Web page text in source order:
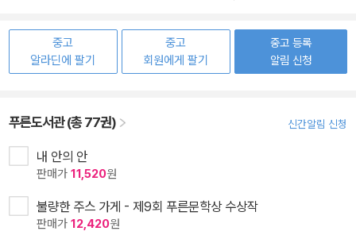
중고
알라딘에 팔기
중고
회원에게 팔기
중고 등록
알림 신청
푸른도서관 (총 77권) 신간알림 신청
내 안의 안
판매가 11,520원
불량한 주스 가게 - 제9회 푸른문학상 수상작
판매가 12,420원